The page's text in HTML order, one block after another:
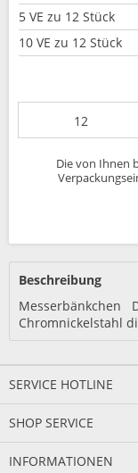
5 VE zu 12 Stück
10 VE zu 12 Stück
Die von Ihnen
Beschreibung
Messerbänkchen
Chromnickelstahl
SERVICE HOTLINE
SHOP SERVICE
INFORMATIONEN